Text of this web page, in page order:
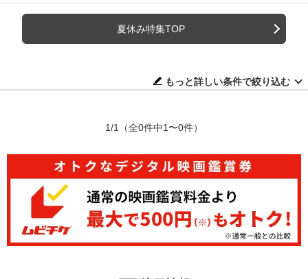
夏休み特集TOP
もっと詳しい条件で絞り込む
1/1 （全0件中1〜0件）